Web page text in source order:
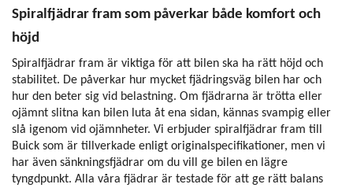
Spiralfjädrar fram som påverkar både komfort och
höjd
Spiralfjädrar fram är viktiga för att bilen ska ha rätt höjd och
stabilitet. De påverkar hur mycket fjädringsväg bilen har och
hur den beter sig vid belastning. Om fjädrarna är trötta eller
ojämnt slitna kan bilen luta åt ena sidan, kännas svampig eller
slå igenom vid ojämnheter. Vi erbjuder spiralfjädrar fram till
Buick som är tillverkade enligt originalspecifikationer, men vi
har även sänkningsfjädrar om du vill ge bilen en lägre
tyngdpunkt. Alla våra fjädrar är testade för att ge rätt balans